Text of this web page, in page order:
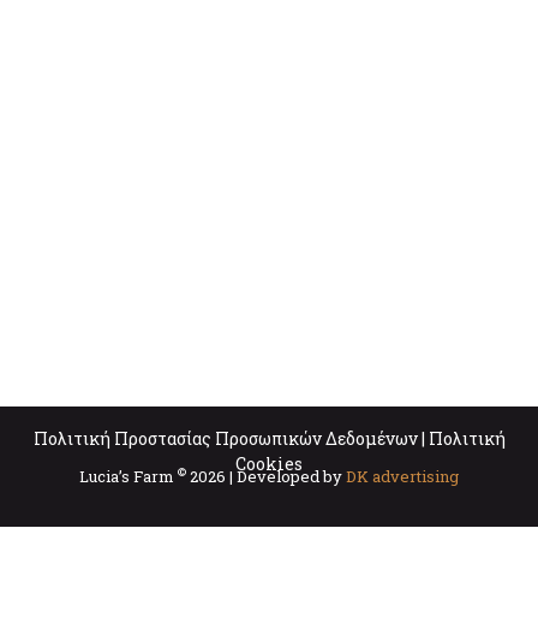
Πολιτική Προστασίας Προσωπικών Δεδομένων| Πολιτική
Cookies
Lucia’s Farm © 2026 | Developed byDK advertising